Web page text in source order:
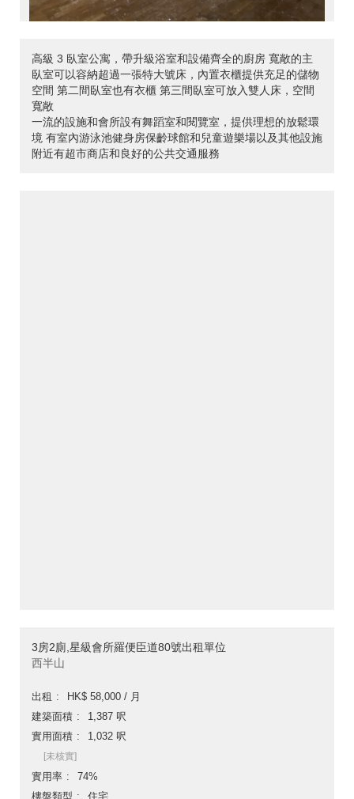
高級 3 臥室公寓，帶升級浴室和設備齊全的廚房 寬敞的主
臥室可以容納超過一張特大號床，內置衣櫃提供充足的儲物
空間 第二間臥室也有衣櫃 第三間臥室可放入雙人床，空間
寬敞
一流的設施和會所設有舞蹈室和閱覽室，提供理想的放鬆環
境 有室內游泳池健身房保齡球館和兒童遊樂場以及其他設施
附近有超市商店和良好的公共交通服務
3房2廁,星級會所羅便臣道80號出租單位
西半山
出租
HK$ 58,000 / 月
建築面積
1,387 呎
實用面積
1,032 呎
[未核實]
實用率
74%
樓盤類型
住宅